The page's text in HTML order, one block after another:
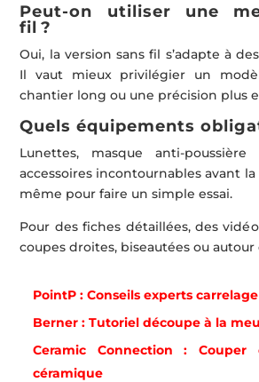
Peut-on utiliser une
fil ?
Oui, la version sans fil s’adapte à
Il vaut mieux privilégier un
chantier long ou une précision plus
Quels équipements
Lunettes, masque anti-
accessoires incontournables avant
même pour faire un simple essai.
Pour des fiches détaillées, des
coupes droites, biseautées ou autour
PointP : Conseils experts carrelage
Berner : Tutoriel découpe à la
Ceramic Connection : Couper
céramique